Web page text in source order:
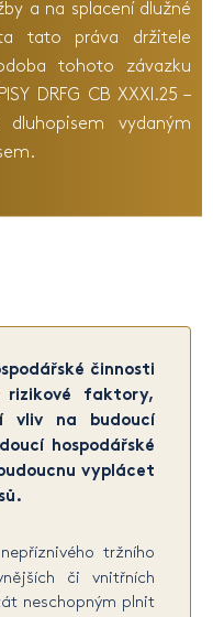
a na splacení dlužné
tato práva držitele
tohoto závazku
DRFG CB XXXI.25 –
vydaným
činnosti
rizikové faktory,
vliv na budoucí
hospodářské
vyplácet
tržního
či vnitřních
neschopným plnit